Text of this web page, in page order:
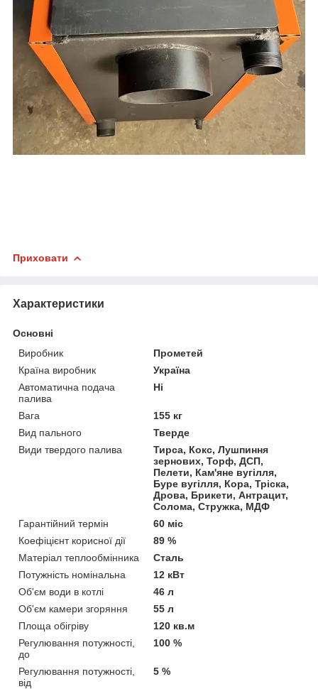
Приховати
Характеристики
Основні
Виробник
Прометей
Країна виробник
Україна
Автоматична подача
палива
Ні
Вага
155 кг
Вид пального
Тверде
Види твердого палива
Тирса, Кокс, Лушпиння
зернових, Торф, ДСП,
Пелети, Кам'яне вугілля,
Буре вугілля, Кора, Тріска,
Дрова, Брикети, Антрацит,
Солома, Стружка, МДФ
Гарантійний термін
60 міс
Коефіцієнт корисної дії
89 %
Матеріал теплообмінника
Сталь
Потужність номінальна
12 кВт
Об'єм води в котлі
46 л
Об'єм камери згоряння
55 л
Площа обігріву
120 кв.м
Регулювання потужності,
до
100 %
Регулювання потужності,
від
5 %